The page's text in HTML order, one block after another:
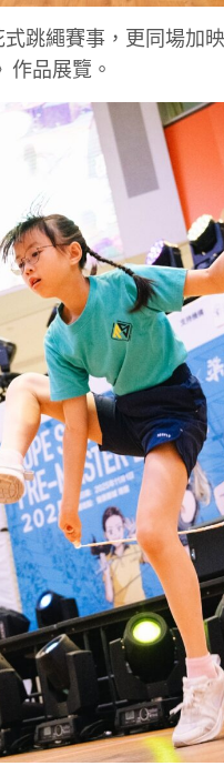
跳繩賽事，更同場加
作品展覽。